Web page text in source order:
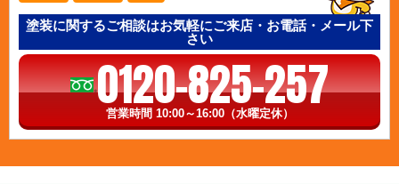
塗装に関するご相談はお気軽にご来店・お電話・メール下
さい
0120-825-257
営業時間 10:00～16:00（水曜定休）